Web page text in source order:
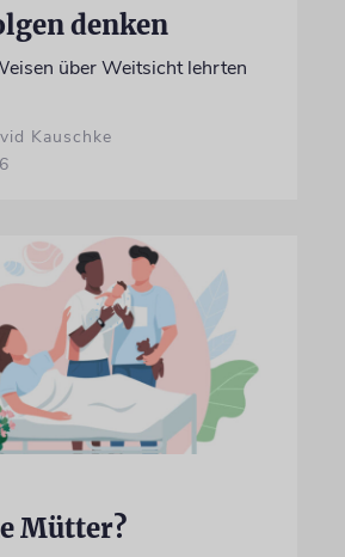
denken
über Weitsicht lehrten
Kauschke
Mütter?